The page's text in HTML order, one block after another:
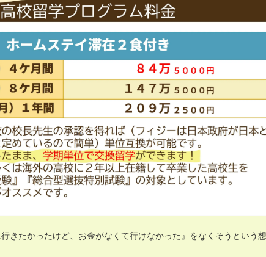
きたかったけど、お金がなくて行けなかった』をなくそうという想